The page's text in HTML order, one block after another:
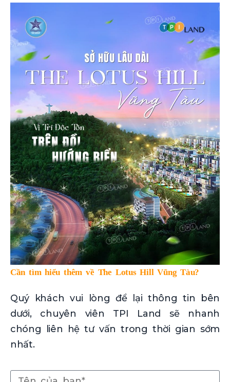
Cần tìm hiểu thêm về The Lotus Hill Vũng Tàu?
Quý khách vui lòng để lại thông tin bên
dưới, chuyên viên TPI Land sẽ nhanh
chóng liên hệ tư vấn trong thời gian sớm
nhất.